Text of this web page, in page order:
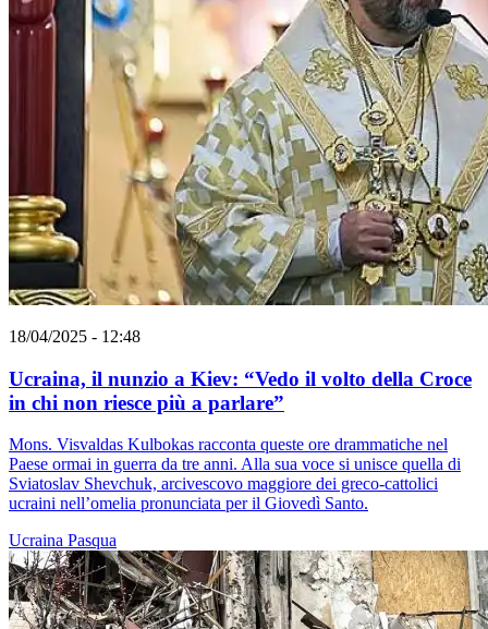
18/04/2025 - 12:48
Ucraina, il nunzio a Kiev: “Vedo il volto della Croce
in chi non riesce più a parlare”
Mons. Visvaldas Kulbokas racconta queste ore drammatiche nel
Paese ormai in guerra da tre anni. Alla sua voce si unisce quella di
Sviatoslav Shevchuk, arcivescovo maggiore dei greco-cattolici
ucraini nell’omelia pronunciata per il Giovedì Santo.
Ucraina Pasqua